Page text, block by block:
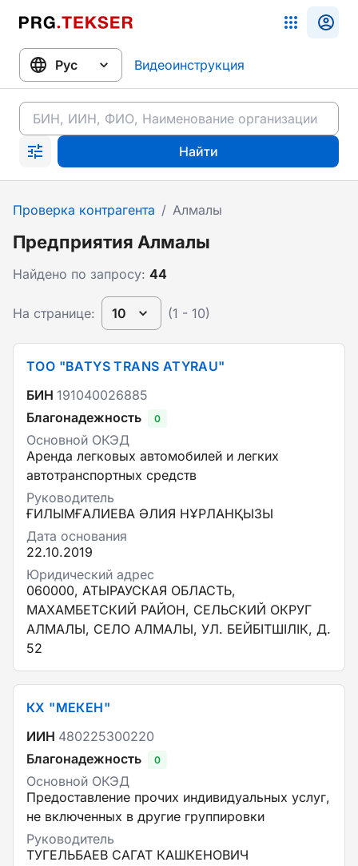
Видеоинструкция
Найти
Проверка контрагента / Алмалы
Предприятия Алмалы
Найдено по запросу: 44
На странице: 10 (1 - 10)
ТОО "BATYS TRANS ATYRAU"
БИН 191040026885
Благонадежность
0
Основной ОКЭД
Аренда легковых автомобилей и легких
автотранспортных средств
Руководитель
ҒИЛЫМҒАЛИЕВА ӘЛИЯ НҰРЛАНҚЫЗЫ
Дата основания
22.10.2019
Юридический адрес
060000, АТЫРАУСКАЯ ОБЛАСТЬ,
МАХАМБЕТСКИЙ РАЙОН, СЕЛЬСКИЙ ОКРУГ
АЛМАЛЫ, СЕЛО АЛМАЛЫ, УЛ. БЕЙБІТШІЛІК, Д.
52
КХ "МЕКЕН"
ИИН 480225300220
Благонадежность
0
Основной ОКЭД
Предоставление прочих индивидуальных услуг,
не включенных в другие группировки
Руководитель
ТУГЕЛЬБАЕВ САГАТ КАШКЕНОВИЧ